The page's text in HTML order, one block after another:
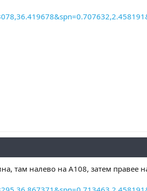
там налево на А108, затем правее